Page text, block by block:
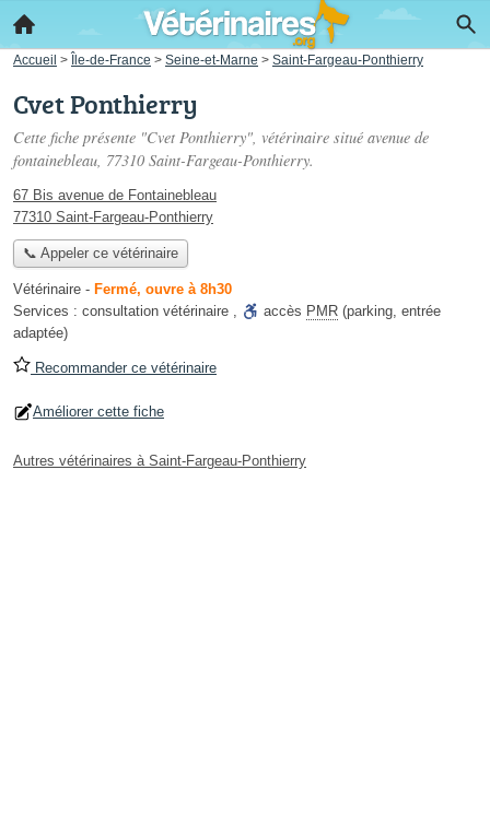
Accueil > Île-de-France > Seine-et-Marne > Saint-Fargeau-Ponthierry
Cvet Ponthierry
Cette fiche présente "Cvet Ponthierry", vétérinaire situé avenue de
fontainebleau, 77310 Saint-Fargeau-Ponthierry.
67 Bis avenue de Fontainebleau
77310 Saint-Fargeau-Ponthierry
📞 Appeler ce vétérinaire
Vétérinaire - Fermé, ouvre à 8h30
Services : consultation vétérinaire , accès PMR (parking, entrée
adaptée)
Recommander ce vétérinaire
Améliorer cette fiche
Autres vétérinaires à Saint-Fargeau-Ponthierry